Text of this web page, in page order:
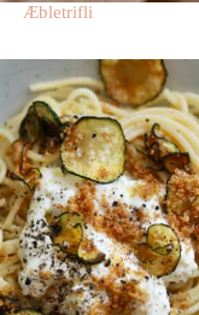
Æbletrifli